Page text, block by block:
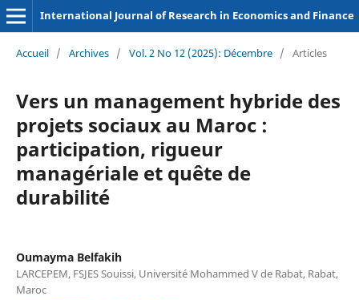
International Journal of Research in Economics and Finance
Accueil / Archives / Vol. 2 No 12 (2025): Décembre / Articles
Vers un management hybride des
projets sociaux au Maroc :
participation, rigueur
managériale et quête de
durabilité
Oumayma Belfakih
LARCEPEM, FSJES Souissi, Université Mohammed V de Rabat, Rabat,
Maroc